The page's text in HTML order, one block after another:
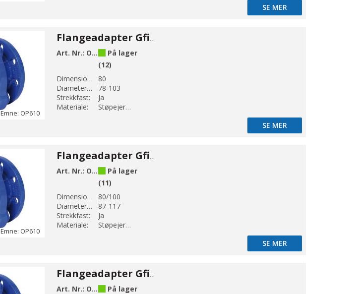
SE MER
Emne: OP610
Flangeadapter Gfix DN80-78/103
Art. Nr.: OP610-103
På lager
(12)
Dimension DN 1:
80
Diameter 1 (mm):
78-103
Strekkfast:
Ja
Materiale:
Støpejern EN-GJS-500-7
SE MER
Emne: OP610
Flangeadapter Gfix DN80/100-87/117
Art. Nr.: OP610-117
På lager
(11)
Dimension DN 1:
80/100
Diameter 1 (mm):
87-117
Strekkfast:
Ja
Materiale:
Støpejern EN-GJS-500-7
SE MER
Flangeadapter Gfix DN100-100/130
Art. Nr.: OP610-130
På lager